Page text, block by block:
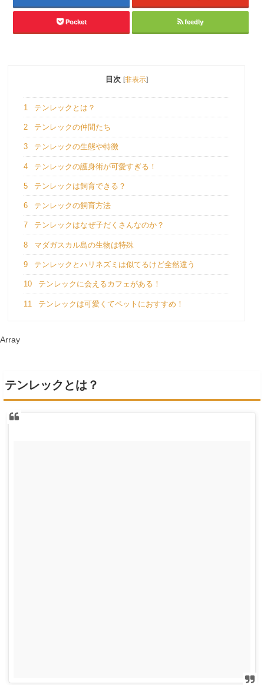
Pocket feedly
目次 [非表示]
1 テンレックとは？
2 テンレックの仲間たち
3 テンレックの生態や特徴
4 テンレックの護身術が可愛すぎる！
5 テンレックは飼育できる？
6 テンレックの飼育方法
7 テンレックはなぜ子だくさんなのか？
8 マダガスカル島の生物は特殊
9 テンレックとハリネズミは似てるけど全然違う
10 テンレックに会えるカフェがある！
11 テンレックは可愛くてペットにおすすめ！
Array
テンレックとは？